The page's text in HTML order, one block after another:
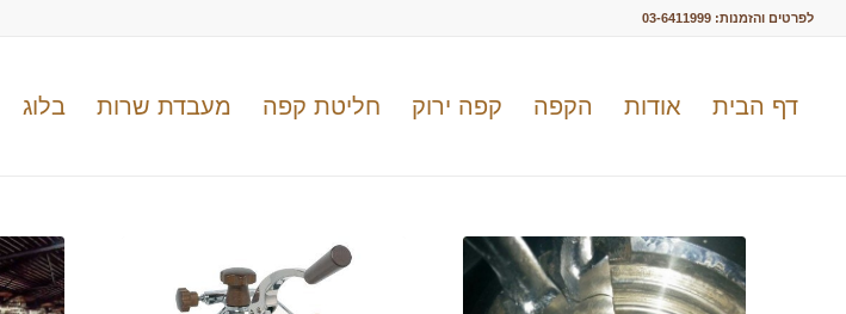
לפרטים והזמנות: 03-6411999
דף הבית אודות הקפה קפה ירוק חליטת קפה מעבדת שרות בלוג